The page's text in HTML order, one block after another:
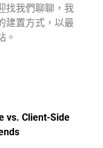
找我們聊聊，我
建置方式，以最
。
vs. Client-Side